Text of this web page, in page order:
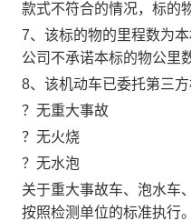
款式不符合的情况，标的
7、 该标的物的里程数为
公司不承诺本标的物公里
8、该机动车已委托第三
？无重大事故
？无火烧
？无水泡
关于重大事故车、泡水车
按照检测单位的标准执行。